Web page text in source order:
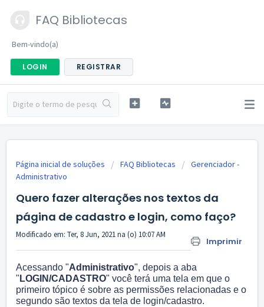
FAQ Bibliotecas
Bem-vindo(a)
LOGIN REGISTRAR
Página inicial de soluções FAQ Bibliotecas
Gerenciador -
Administrativo
Quero fazer alterações nos textos da
página de cadastro e login, como faço?
Imprimir
Modificado em: Ter, 8 Jun, 2021 na (o) 10:07 AM
Acessando "Administrativo", depois a aba
" LOGIN/CADASTRO" você terá uma tela em que o
primeiro tópico é sobre as permissões relacionadas e o
segundo são textos da tela de login/cadastro.